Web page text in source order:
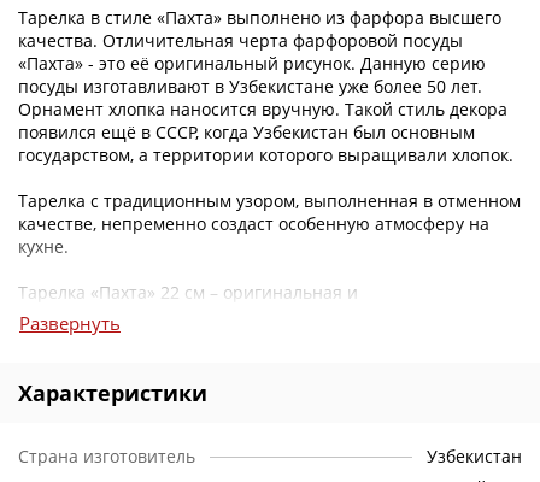
Тарелка в стиле «Пахта» выполнено из фарфора высшего
качества. Отличительная черта фарфоровой посуды
«Пахта» - это её оригинальный рисунок. Данную серию
посуды изготавливают в Узбекистане уже более 50 лет.
Орнамент хлопка наносится вручную. Такой стиль декора
появился ещё в СССР, когда Узбекистан был основным
государством, а территории которого выращивали хлопок.
Тарелка с традиционным узором, выполненная в отменном
качестве, непременно создаст особенную атмосферу на
кухне.
Тарелка «Пахта» 22 см – оригинальная и
высококачественная посуда, которая отлично подойдет как
для ежедневного применения, так и для праздников.
Почему вам стоит заказать тарелку “Пахта”в нашем
интернет-магазине?
Цены: У нас вы можете приобрести чайные и столовые
сервизы, тарелки, блюда, салатницы, конфетницы многое
Развернуть
Характеристики
Страна изготовитель
Узбекистан